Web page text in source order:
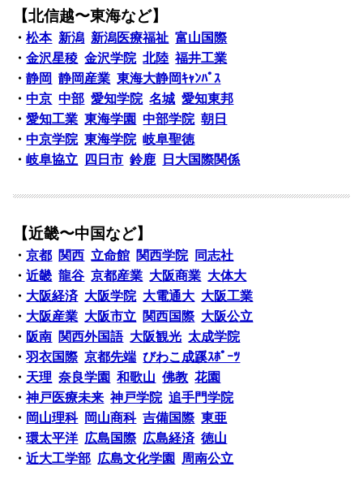
【北信越〜東海など】
・松本 新潟 新潟医療福祉 富山国際
・金沢星稜 金沢学院 北陸 福井工業
・静岡 静岡産業 東海大静岡ｷｬﾝﾊﾟｽ
・中京 中部 愛知学院 名城 愛知東邦
・愛知工業 東海学園 中部学院 朝日
・中京学院 東海学院 岐阜聖徳
・岐阜協立 四日市 鈴鹿 日大国際関係
【近畿〜中国など】
・京都 関西 立命館 関西学院
同志社
・近畿 龍谷 京都産業 大阪商業 大体大
・ 大阪経済 大阪学院 大電通大 大阪工業
・ 大阪産業 大阪市立 関西国際 大阪公立
・ 阪南 関西外国語 大阪観光 太成学院
・羽衣国際 京都先端 びわこ成蹊ｽﾎﾟｰﾂ
・ 天理 奈良学園 和歌山 佛教 花園
・神戸医療未来 神戸学院 追手門学院
・ 岡山理科 岡山商科 吉備国際 東亜
・環太平洋 広島国際 広島経済 徳山
・近大工学部 広島文化学園 周南公立